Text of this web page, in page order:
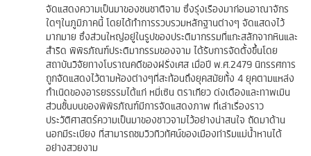
จัดแสดงความเป็นมาของชนชาติจาม ซึ่งรุ่งเรืองมาก่อนอาณาจักร
ใดๆในภูมิภาคนี้ โดยได้ทำการรวบรวมหลักฐานต่างๆ จัดแสดงไว้
มากมาย ซึ่งส่วนใหญ่อยู่ในรูปของประติมากรรมที่แกะสลักจากหินและ
สำริด พิพิธภัณฑ์ประติมากรรมของจาม ได้รับการจัดตั้งขึ้นโดย
สถาบันวิจัยทางโบราณคดีของฝรั่งเศส เมื่อปี พ.ศ.2479 นิทรรศการ
ถูกจัดแสดงไว้ตามห้องต่างๆที่สะท้อนถึงยุคสมัยทั้ง 4 ยุคตามแหล่ง
กำเนิดของอารยธรรมได้แก่ หมี่เซิน ตราเกียว ด่งเดืองและทาพเมิน
ส่วนชั้นบนของพิพิธภัณฑ์มีการจัดแสดงภาพ ที่เล่าเรื่องราว
ประวัติศาสตร์ความเป็นมาของชาวจามไว้อย่างน่าสนใจ ถัดมาด้าน
นอกมีระเบียง ที่สามารถชมวิวทิวทัศน์ของเมืองท่าริมแม่น้ำหานได้
อย่างสวยงาม